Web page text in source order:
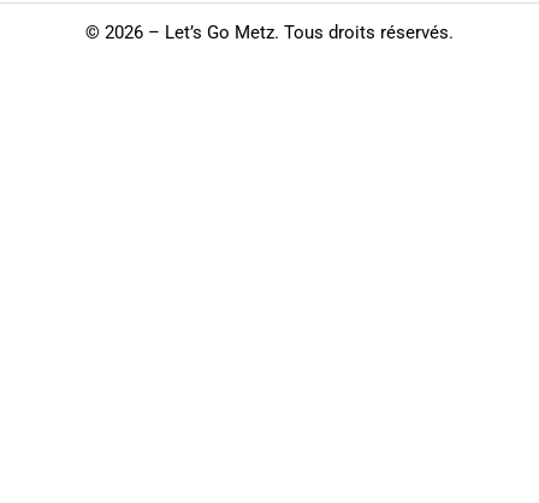
© 2026 – Let’s Go Metz. Tous droits réservés.